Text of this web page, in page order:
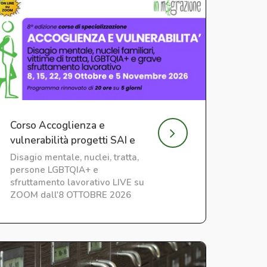
Corso Accoglienza e
vulnerabilità progetti SAI e
CAS
Disagio mentale, nuclei, tratta,
persone LGBTQIA+ e
sfruttamento lavorativo LIVE su
ZOOM dall'8 OTTOBRE 2026